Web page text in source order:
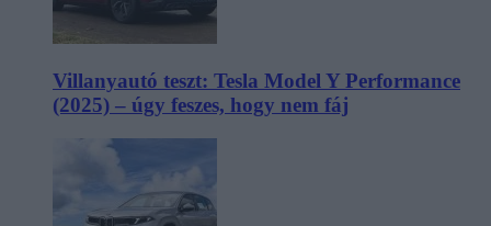
Villanyautó teszt: Tesla Model Y Performance
(2025) – úgy feszes, hogy nem fáj